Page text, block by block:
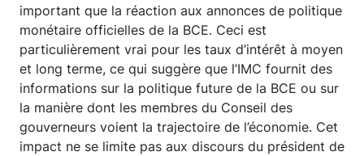
important que la réaction aux annonces de politique
monétaire officielles de la BCE. Ceci est
particulièrement vrai pour les taux d’intérêt à moyen
et long terme, ce qui suggère que l’IMC fournit des
informations sur la politique future de la BCE ou sur
la manière dont les membres du Conseil des
gouverneurs voient la trajectoire de l’économie. Cet
impact ne se limite pas aux discours du président de